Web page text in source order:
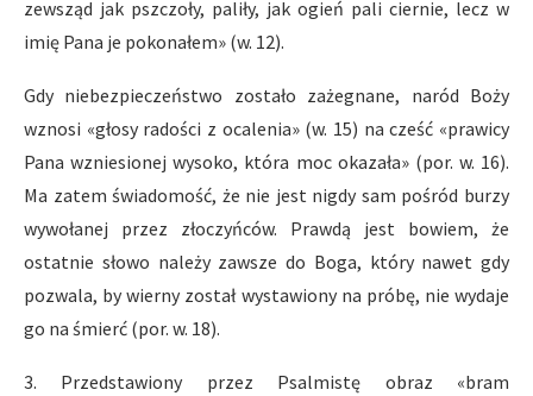
zewsząd jak pszczoły, paliły, jak ogień pali ciernie, lecz w
imię Pana je pokonałem» (w. 12).
Gdy niebezpieczeństwo zostało zażegnane, naród Boży
wznosi «głosy radości z ocalenia» (w. 15) na cześć «prawicy
Pana wzniesionej wysoko, która moc okazała» (por. w. 16).
Ma zatem świadomość, że nie jest nigdy sam pośród burzy
wywołanej przez złoczyńców. Prawdą jest bowiem, że
ostatnie słowo należy zawsze do Boga, który nawet gdy
pozwala, by wierny został wystawiony na próbę, nie wydaje
go na śmierć (por. w. 18).
3. Przedstawiony przez Psalmistę obraz «bram